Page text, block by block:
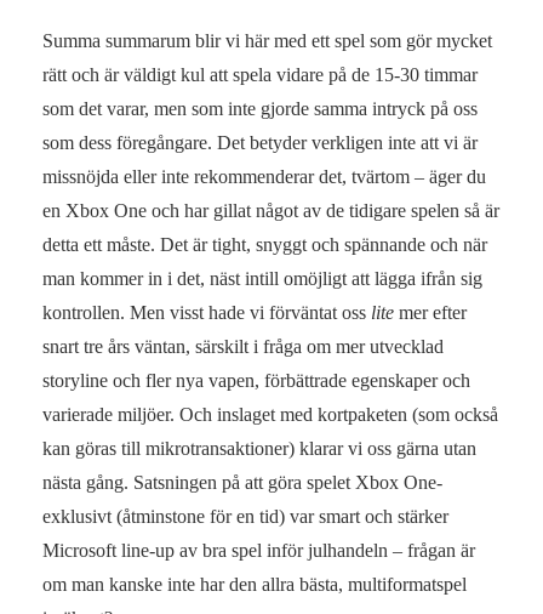
Summa summarum blir vi här med ett spel som gör mycket
rätt och är väldigt kul att spela vidare på de 15-30 timmar
som det varar, men som inte gjorde samma intryck på oss
som dess föregångare. Det betyder verkligen inte att vi är
missnöjda eller inte rekommenderar det, tvärtom – äger du
en Xbox One och har gillat något av de tidigare spelen så är
detta ett måste. Det är tight, snyggt och spännande och när
man kommer in i det, näst intill omöjligt att lägga ifrån sig
kontrollen. Men visst hade vi förväntat oss lite mer efter
snart tre års väntan, särskilt i fråga om mer utvecklad
storyline och fler nya vapen, förbättrade egenskaper och
varierade miljöer. Och inslaget med kortpaketen (som också
kan göras till mikrotransaktioner) klarar vi oss gärna utan
nästa gång. Satsningen på att göra spelet Xbox One-
exklusivt (åtminstone för en tid) var smart och stärker
Microsoft line-up av bra spel inför julhandeln – frågan är
om man kanske inte har den allra bästa, multiformatspel